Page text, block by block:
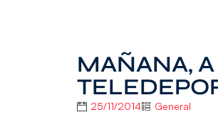
MAÑANA, A
25/11/2014 General